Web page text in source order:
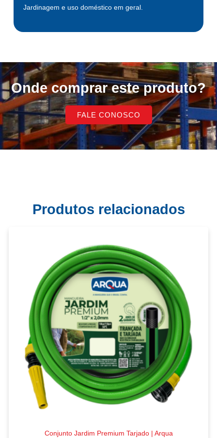
Jardinagem e uso doméstico em geral.
Onde comprar este produto?
FALE CONOSCO
Produtos relacionados
Conjunto Jardim Premium Tarjado | Arqua